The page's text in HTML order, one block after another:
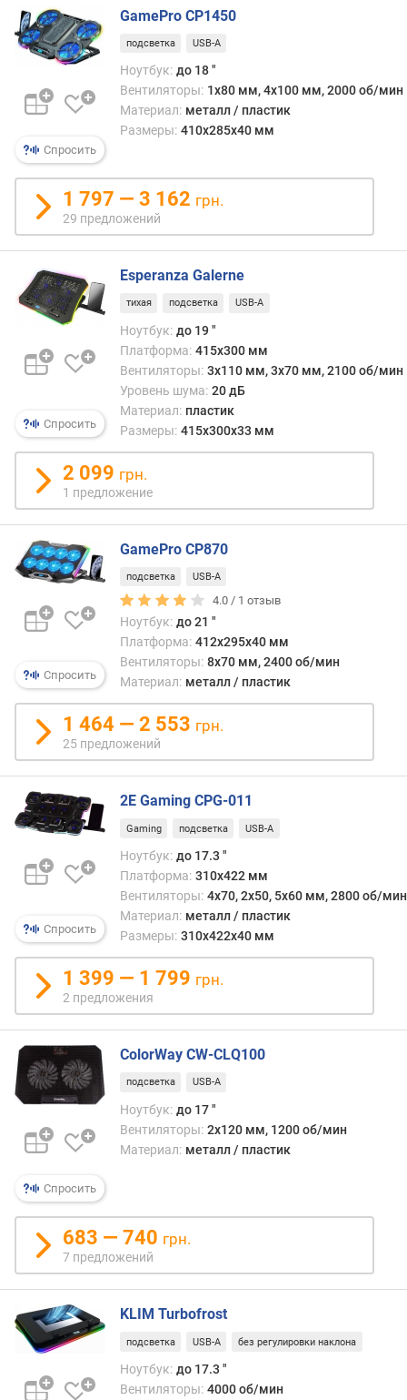
о
т
о
(
C
M
)
у
р
о
е
н
ь
у
м
д
Б
)
м
а
к
с
.
и
о
л
н
о
у
т
у
к
(
"
)
к
о
.
в
е
т
и
я
р
о
в
(
ш
т
Спросить
GamePro CP1450
подсветка USB-A
Ноутбук: до 18 "
Вентиляторы: 1x80 мм, 4x100 мм, 2000 об/мин
Материал: металл / пластик
Размеры: 410x285x40 мм
1 797 — 3 162 грн.
29 предложений
Спросить
Esperanza Galerne
тихая подсветка USB-A
Ноутбук: до 19 "
Платформа: 415x300 мм
Вентиляторы: 3x110 мм, 3х70 мм, 2100 об/мин
Уровень шума: 20 дБ
Материал: пластик
Размеры: 415x300x33 мм
2 099 грн.
1 предложение
Спросить
GamePro CP870
подсветка USB-A
4.0 / 1 отзыв
Ноутбук: до 21 "
Платформа: 412х295х40 мм
Вентиляторы: 8x70 мм, 2400 об/мин
Материал: металл / пластик
1 464 — 2 553 грн.
25 предложений
Спросить
2E Gaming CPG-011
Gaming подсветка USB-A
Ноутбук: до 17.3 "
Платформа: 310х422 мм
Вентиляторы: 4х70, 2х50, 5х60 мм, 2800 об/мин
Материал: металл / пластик
Размеры: 310х422х40 мм
1 399 — 1 799 грн.
2 предложения
Спросить
ColorWay CW-CLQ100
подсветка USB-A
Ноутбук: до 17 "
Вентиляторы: 2х120 мм, 1200 об/мин
Материал: металл / пластик
683 — 740 грн.
7 предложений
KLIM Turbofrost
подсветка USB-A без регулировки наклона
Ноутбук: до 17.3 "
Вентиляторы: 4000 об/мин